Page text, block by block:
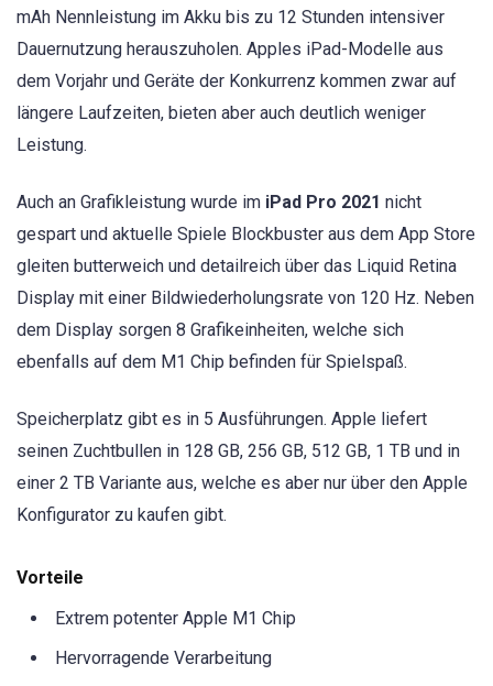
mAh Nennleistung im Akku bis zu 12 Stunden intensiver
Dauernutzung herauszuholen. Apples iPad-Modelle aus
dem Vorjahr und Geräte der Konkurrenz kommen zwar auf
längere Laufzeiten, bieten aber auch deutlich weniger
Leistung.
Auch an Grafikleistung wurde im iPad Pro 2021 nicht
gespart und aktuelle Spiele Blockbuster aus dem App Store
gleiten butterweich und detailreich über das Liquid Retina
Display mit einer Bildwiederholungsrate von 120 Hz. Neben
dem Display sorgen 8 Grafikeinheiten, welche sich
ebenfalls auf dem M1 Chip befinden für Spielspaß.
Speicherplatz gibt es in 5 Ausführungen. Apple liefert
seinen Zuchtbullen in 128 GB, 256 GB, 512 GB, 1 TB und in
einer 2 TB Variante aus, welche es aber nur über den Apple
Konfigurator zu kaufen gibt.
Vorteile
Extrem potenter Apple M1 Chip
Hervorragende Verarbeitung